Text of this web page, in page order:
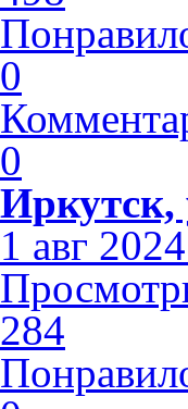
0
0
Иркутск,
1 авг
284